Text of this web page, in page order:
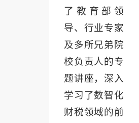
了教育部领
导、行业专家
及多所兄弟院
校负责人的专
题讲座，深入
学习了数智化
财税领域的前